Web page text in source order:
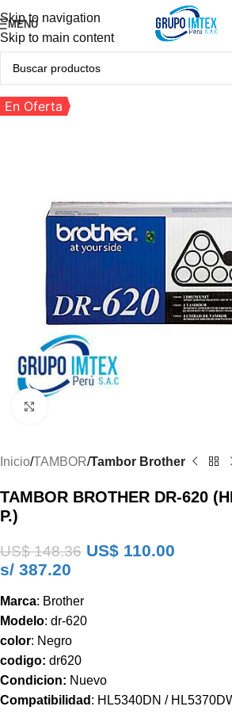
Skip to navigation
Skip to main content
MENÚ
En Oferta
Inicio TAMBOR Tambor Brother
TAMBOR BROTHER DR-620
P.)
US$148.36 US$ 110.00
s/ 387.20
Marca: Brother
Modelo: dr-620
color: Negro
codigo: dr620
Condicion: Nuevo
Compatibilidad : HL5340DN /